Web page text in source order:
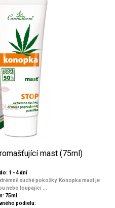
mast (75ml)
1 - 4 dní
suché pokožky. Konopka mast je
nebo loupající ...
75ml
podielu: